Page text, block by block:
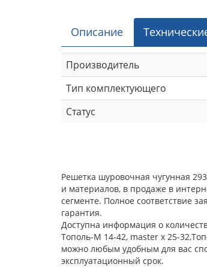
Описание
Производитель
Тип комплектующего
Статус
Решетка шуровочная чугунная
и материалов, в продаже в
сегменте. Полное соответствие
гарантия.
Доступна информация о
Тополь-М 14-42, master x 25-
можно любым удобным для вас
эксплуатационный срок.